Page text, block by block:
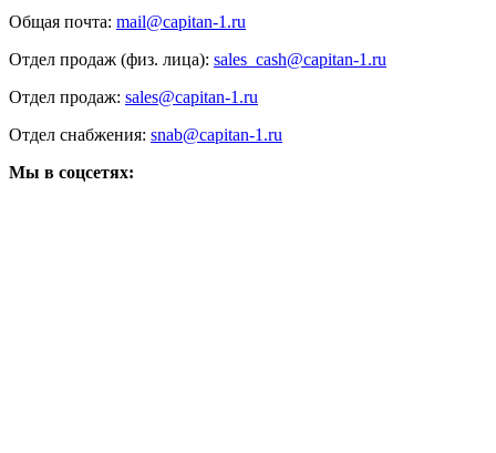
Общая почта: mail@capitan-1.ru
Отдел продаж (физ. лица): sales_cash@capitan-1.ru
Отдел продаж: sales@capitan-1.ru
Отдел снабжения: snab@capitan-1.ru
Мы в соцсетях: